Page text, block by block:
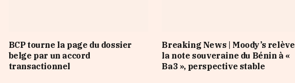
BCP tourne la page du dossier
belge par un accord
transactionnel
Breaking News | Moody’s relève
la note souveraine du Bénin à «
Ba3 », perspective stable